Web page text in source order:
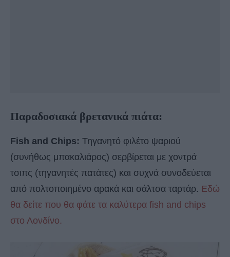
Παραδοσιακά βρετανικά πιάτα:
Fish and Chips: Τηγανητό φιλέτο ψαριού
(συνήθως μπακαλιάρος) σερβίρεται με χοντρά
τσιπς (τηγανητές πατάτες) και συχνά συνοδεύεται
από πολτοποιημένο αρακά και σάλτσα ταρτάρ. Εδώ
θα δείτε που θα φάτε τα καλύτερα fish and chips
στο Λονδίνο.